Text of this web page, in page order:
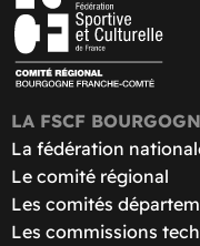
LA FSCF
La fédération
Le comité régional
Les comités
Les commissions